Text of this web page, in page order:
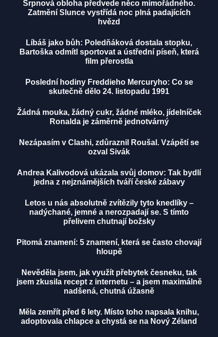
Srpnová obloha předvede něco mimořádného.
Zatmění Slunce vystřídá noc plná padajících
hvězd
Líbáš jako bůh: Poledňáková dostala stopku,
Bartoška odmítl sportovat a ústřední píseň, která
film přerostla
Poslední hodiny Freddieho Mercuryho: Co se
skutečně dělo 24. listopadu 1991
Žádná mouka, žádný cukr, žádné mléko, jídelníček
Ronalda je záměrně jednotvárný
Nezápasím v Clashi, zdůraznil Roušal. Vzápětí se
ozval Sivák
Andrea Kalivodová ukázala svůj domov: Tak bydlí
jedna z nejznámějších tváří české zábavy
Letos u nás absolutně zvítězily tyto knedlíky –
nadýchané, jemné a nerozpadají se. S tímto
přelivem chutnají božsky
Pitomá znamení: 5 znamení, která se často chovají
hloupě
Nevěděla jsem, jak využít přebytek česneku, tak
jsem zkusila recept z internetu – a jsem maximálně
nadšená, chutná úžasně
Měla zemřít před 6 lety. Místo toho napsala knihu,
adoptovala chlapce a chystá se na Nový Zéland